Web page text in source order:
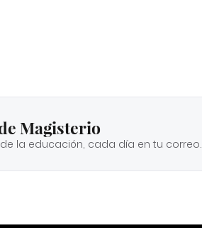
Magisterio
la educación, cada día en tu correo.